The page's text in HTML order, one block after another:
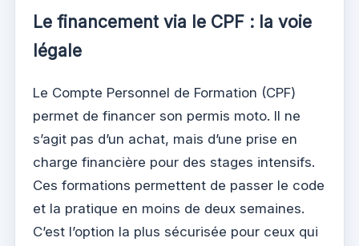
Le financement via le CPF : la voie
légale
Le Compte Personnel de Formation (CPF)
permet de financer son permis moto. Il ne
s’agit pas d’un achat, mais d’une prise en
charge financière pour des stages intensifs.
Ces formations permettent de passer le code
et la pratique en moins de deux semaines.
C’est l’option la plus sécurisée pour ceux qui